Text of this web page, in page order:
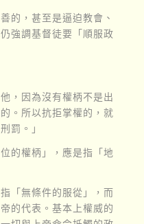
的，甚至是逼迫教會、
強調基督徒要「順服政
，因為沒有權柄不是出
。所以抗拒掌權的，就
罰。」
的權柄」，應是指「地
「無條件的服從」，而
的代表。基本上權威的